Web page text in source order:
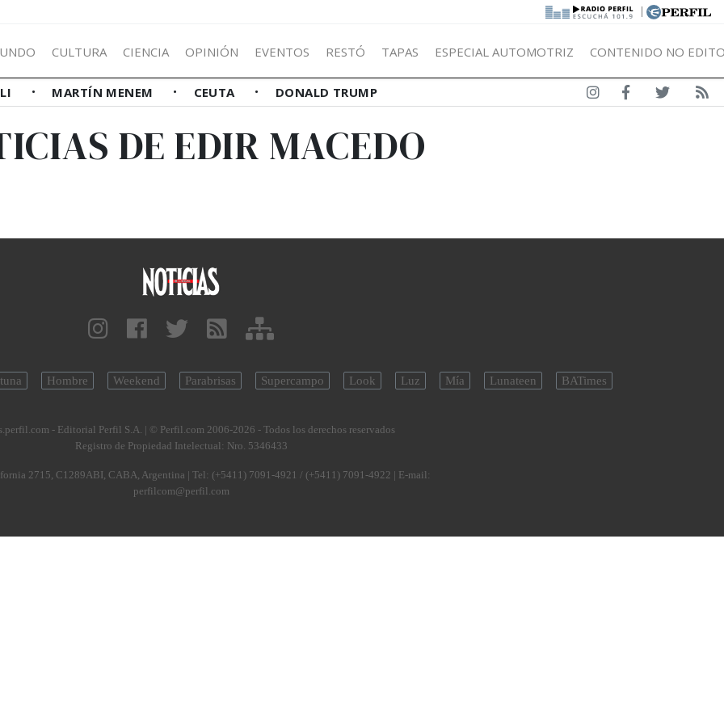
|
CULTURA CIENCIA OPINIÓN EVENTOS RESTÓ TAPAS ESPECIAL AUTOMOTRIZ CONTENIDO NO
MARTÍN MENEM CEUTA DONALD TRUMP
DE EDIR MACEDO
Hombre Weekend Parabrisas Supercampo Look Luz Mía Lunateen BATimes
- Editorial Perfil S.A. | © Perfil.com 2006-2026 - Todos los derechos reservados
Registro de Propiedad Intelectual: Nro. 5346433
2715, C1289ABI, CABA, Argentina | Tel: (+5411) 7091-4921 / (+5411) 7091-4922 | E-mail:
perfilcom@perfil.com